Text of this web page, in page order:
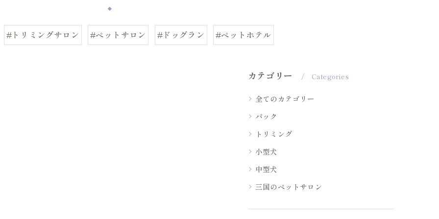
#トリミングサロン #ペットサロン #ドッグラン #ペットホテル
カテゴリー Categories
全てのカテゴリー
パック
トリミング
小型犬
中型犬
三国のペットサロン